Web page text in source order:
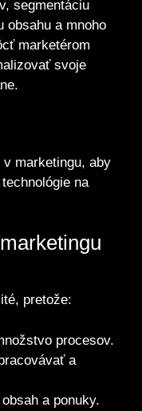
segmentáciu
obsahu a mnoho
marketérom
svoje
v marketingu, aby
na
pretože:
procesov.
a
a ponuky.